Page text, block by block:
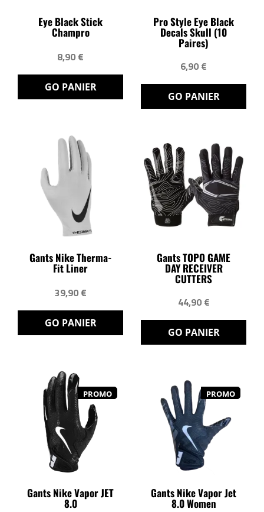
Eye Black Stick
Champro
8,90 €
GO PANIER
Pro Style Eye Black
Decals Skull (10
Paires)
6,90 €
GO PANIER
Gants Nike Therma-
Fit Liner
39,90 €
GO PANIER
Gants TOPO GAME
DAY RECEIVER
CUTTERS
44,90 €
GO PANIER
PROMO
Gants Nike Vapor JET
8.0
PROMO
Gants Nike Vapor Jet
8.0 Women